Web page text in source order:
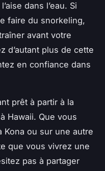
dans l’eau. Si
faire du snorkeling,
avant votre
d’autant plus de cette
en confiance dans
prêt à partir à la
Hawaii. Que vous
ou sur une autre
que vous vivrez une
pas à partager